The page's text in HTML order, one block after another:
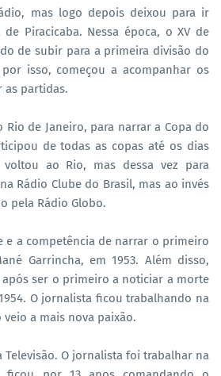
mas logo depois deixou para ir
Piracicaba. Nessa época, o XV de
de subir para a primeira divisão do
por isso, começou a acompanhar os
as partidas.
de Janeiro, para narrar a Copa do
de todas as copas até os dias
voltou ao Rio, mas dessa vez para
Rádio Clube do Brasil, mas ao invés
pela Rádio Globo.
e a competência de narrar o primeiro
Garrincha, em 1953. Além disso,
ser o primeiro a noticiar a morte
O jornalista ficou trabalhando na
a mais nova paixão.
Televisão. O jornalista foi trabalhar na